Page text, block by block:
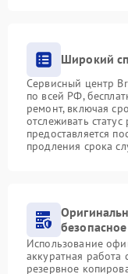
Широкий
Сервисный центр
по всей РФ,
ремонт, включая
отслеживать
предоставляется
продления срока
Использование
аккуратная работа
резервное